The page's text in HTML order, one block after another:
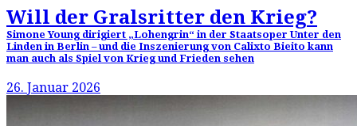
Will der Gralsritter den Krieg?
Simone Young dirigiert „Lohengrin“ in der Staatsoper Unter den
Linden in Berlin – und die Inszenierung von Calixto Bieito kann
man auch als Spiel von Krieg und Frieden sehen
26. Januar 2026